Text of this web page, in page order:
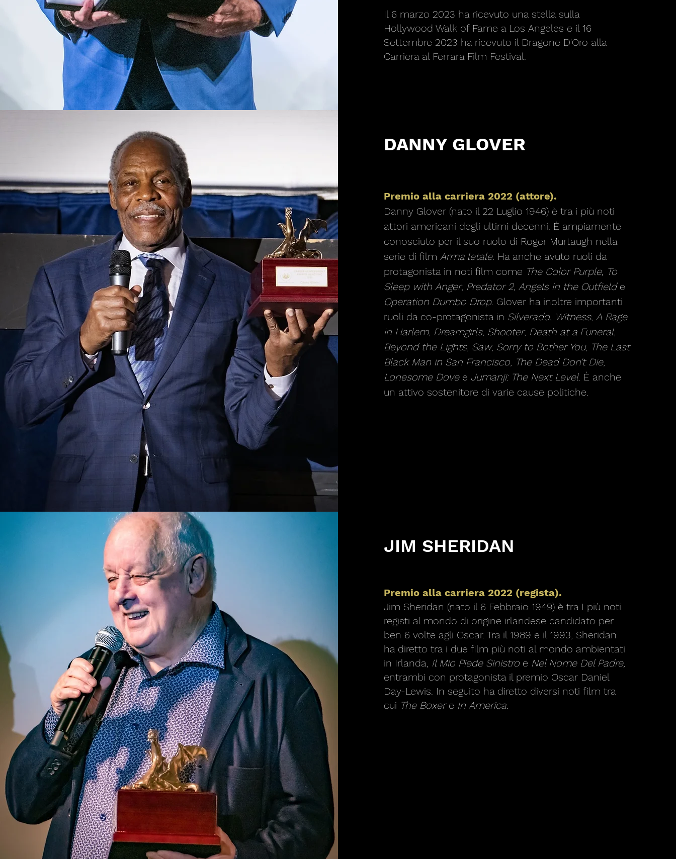
Il 6 marzo 2023 ha ricevuto una stella sulla
Hollywood Walk of Fame a Los Angeles e il 16
Settembre 2023 ha ricevuto il Dragone D'Oro alla
Carriera al Ferrara Film Festival.
DANNY GLOVER
Premio alla carriera 2022 (attore).
Danny Glover (nato il 22 Luglio 1946) è tra i più noti
attori americani degli ultimi decenni. È ampiamente
conosciuto per il suo ruolo di Roger Murtaugh nella
serie di film Arma letale. Ha anche avuto ruoli da
protagonista in noti film come The Color Purple, To
Sleep with Anger, Predator 2, Angels in the Outfielde
Operation Dumbo Drop. Glover ha inoltre importanti
ruoli da co-protagonista in Silverado, Witness, A Rage
in Harlem, Dreamgirls, Shooter, Death at a Funeral,
Beyond the Lights, Saw, Sorry to Bother You, The Last
Black Man in San Francisco, The Dead Don't Die,
Lonesome Dovee Jumanji: The Next Level. È anche
un attivo sostenitore di varie cause politiche.
JIM SHERIDAN
Premio alla carriera 2022 (regista).
Jim Sheridan (nato il 6 Febbraio 1949) è tra I più noti
registi al mondo di origine irlandese candidato per
ben 6 volte agli Oscar. Tra il 1989 e il 1993, Sheridan
ha diretto tra i due film più noti al mondo ambientati
in Irlanda, Il Mio Piede Sinistro e Nel Nome Del Padre,
entrambi con protagonista il premio Oscar Daniel
Day-Lewis. In seguito ha diretto diversi noti film tra
cui The Boxere In America.